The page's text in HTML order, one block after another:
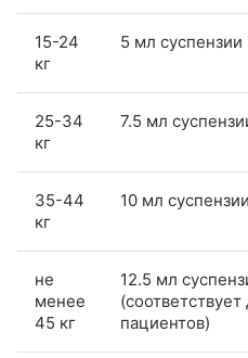
15-24
кг
5 мл
25-34
кг
7.5 мл
35-44
кг
10 мл
не
менее
45 кг
12.5 мл
пациентов)